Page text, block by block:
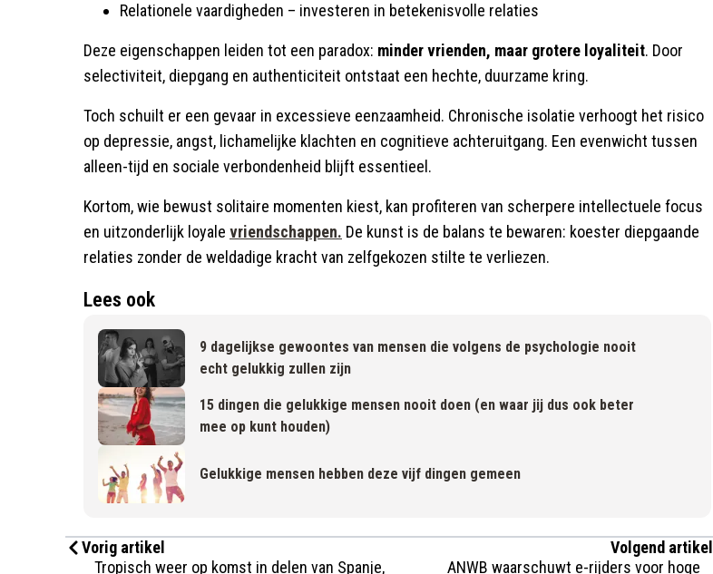
Relationele vaardigheden – investeren in betekenisvolle relaties
Deze eigenschappen leiden tot een paradox: minder vrienden, maar grotere loyaliteit. Door
selectiviteit, diepgang en authenticiteit ontstaat een hechte, duurzame kring.
Toch schuilt er een gevaar in excessieve eenzaamheid. Chronische isolatie verhoogt het risico
op depressie, angst, lichamelijke klachten en cognitieve achteruitgang. Een evenwicht tussen
alleen-tijd en sociale verbondenheid blijft essentieel.
Kortom, wie bewust solitaire momenten kiest, kan profiteren van scherpere intellectuele focus
en uitzonderlijk loyale vriendschappen. De kunst is de balans te bewaren: koester diepgaande
relaties zonder de weldadige kracht van zelfgekozen stilte te verliezen.
Lees ook
9 dagelijkse gewoontes van mensen die volgens de psychologie nooit
echt gelukkig zullen zijn
15 dingen die gelukkige mensen nooit doen (en waar jij dus ook beter
mee op kunt houden)
Gelukkige mensen hebben deze vijf dingen gemeen
Vorig artikel
Tropisch weer op komst in delen van Spanje,
Volgend artikel
ANWB waarschuwt e-rijders voor hoge